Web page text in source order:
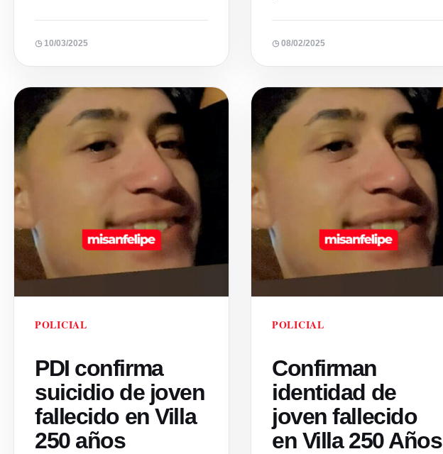
◷ 10/03/2025 ◷ 08/02/2025
POLICIAL
PDI confirma
suicidio de joven
fallecido en Villa
250 años
POLICIAL
Confirman
identidad de
joven fallecido
en Villa 250 Años